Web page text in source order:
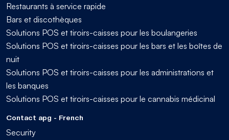
Restaurants à service rapide
Bars et discothèques
Solutions POS et tiroirs-caisses pour les boulangeries
Solutions POS et tiroirs-caisses pour les bars et les boîtes de
nuit
Solutions POS et tiroirs-caisses pour les administrations et
les banques
Solutions POS et tiroirs-caisses pour le cannabis médicinal
Contact apg - French
Security